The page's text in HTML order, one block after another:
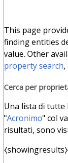
This page
finding entities
value. Other
property search
Cerca per
Una lista di tutte
"Acronimo" col
risultati, sono
⧼showingresults⧽